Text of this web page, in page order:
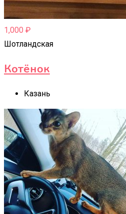
1,000 ₽
Шотландская
Котёнок
Казань